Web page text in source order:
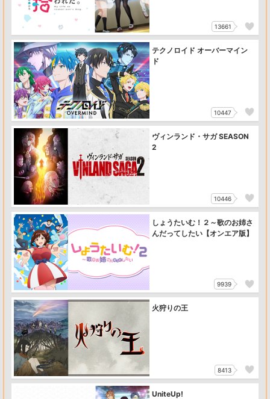
13661
テクノロイド オーバーマイン
ド
10447
ヴィンランド・サガ SEASON
2
10446
しょうたいむ！２～歌のお姉さ
んだってしたい【オンエア版】
9939
火狩りの王
8413
UniteUp!